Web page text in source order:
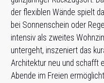
der flexiblen Wände spielt
bei Sonnenschein oder
intensiv als zweites
untergeht, inszeniert das
Architektur neu und schafft
Abende im Freien ermöglicht